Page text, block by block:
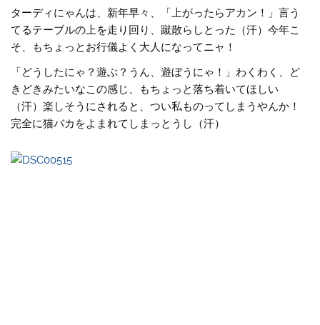
ターディにゃんは、新年早々、「上がったらアカン！」言う
てるテーブルの上を走り回り、蹴散らしとった（汗）今年こ
そ、もちょっとお行儀よく大人になってニャ！
「どうしたにゃ？遊ぶ？うん、遊ぼうにゃ！」わくわく、ど
きどきみたいなこの感じ、もちょっと落ち着いてほしい
（汗）楽しそうにされると、つい私ものってしまうやんか！
完全に猫バカをよまれてしまっとうし（汗）